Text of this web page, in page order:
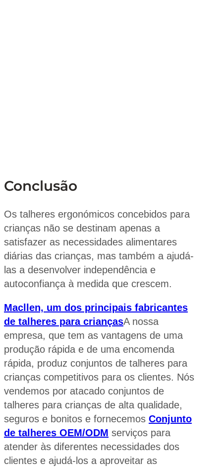
Conclusão
Os talheres ergonómicos concebidos para
crianças não se destinam apenas a
satisfazer as necessidades alimentares
diárias das crianças, mas também a ajudá-
las a desenvolver independência e
autoconfiança à medida que crescem.
Macllen, um dos principais fabricantes
de talheres para criançasA nossa
empresa, que tem as vantagens de uma
produção rápida e de uma encomenda
rápida, produz conjuntos de talheres para
crianças competitivos para os clientes. Nós
vendemos por atacado conjuntos de
talheres para crianças de alta qualidade,
seguros e bonitos e fornecemos Conjunto
de talheres OEM/ODM serviços para
atender às diferentes necessidades dos
clientes e ajudá-los a aproveitar as